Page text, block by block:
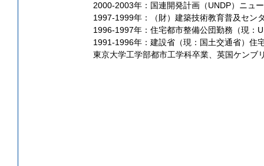
2000-2003年：国連開発計画（UNDP）ニュ
1997-1999年：（財）建築技術教育普及セン
1996-1997年：住宅都市整備公団勤務（現：
1991-1996年：建設省（現：国土交通省）住
東京大学工学部都市工学科卒業、英国ケンブ